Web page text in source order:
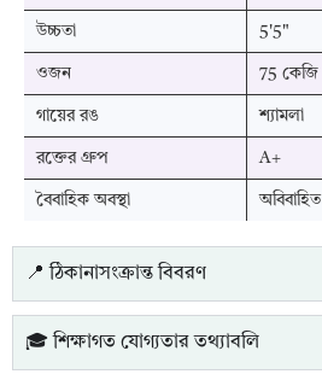
উচ্চতা 5'5"
ওজন 75 কেজি
গায়ের রঙ শ্যামলা
রক্তের গ্রুপ A+
বৈবাহিক অবস্থা অবিবাহিত
📍 ঠিকানাসংক্রান্ত বিবরণ
🎓 শিক্ষাগত যোগ্যতার তথ্যাবলি